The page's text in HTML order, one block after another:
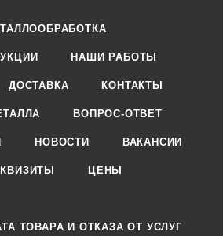
НАШИ РАБОТЫ
ДОСТАВКА КОНТАКТЫ
ВОПРОС-ОТВЕТ
НОВОСТИ ВАКАНСИИ
ЦЕНЫ
ТОВАРА И ОТКАЗА ОТ УСЛУГ